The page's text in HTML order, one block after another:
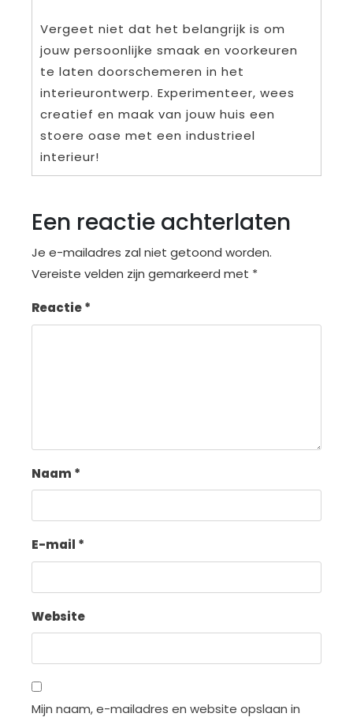
Vergeet niet dat het belangrijk is om
jouw persoonlijke smaak en voorkeuren
te laten doorschemeren in het
interieurontwerp. Experimenteer, wees
creatief en maak van jouw huis een
stoere oase met een industrieel
interieur!
Een reactie achterlaten
Je e-mailadres zal niet getoond worden.
Vereiste velden zijn gemarkeerd met *
Reactie*
Naam *
E-mail *
Website
Mijn naam, e-mailadres en website opslaan in